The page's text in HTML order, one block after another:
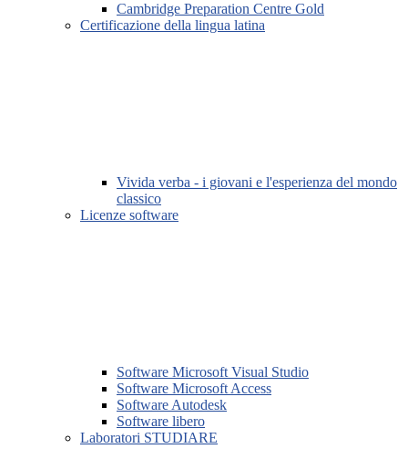
Cambridge Preparation Centre Gold
Certificazione della lingua latina
Vivida verba - i giovani e l'esperienza del mondo
classico
Licenze software
Software Microsoft Visual Studio
Software Microsoft Access
Software Autodesk
Software libero
Laboratori STUDIARE